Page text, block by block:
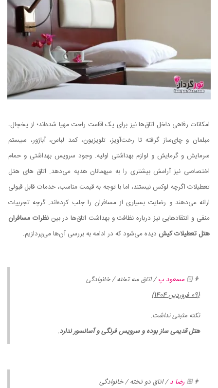
امکانات رفاهی داخل اتاق‌ها نیز برای یک اقامت راحت مهیا شده‌اند؛ از یخچال،
مبلمان و چای‌ساز گرفته تا رخت‌آویز، تلویزیون، کمد لباس، آباژور، سیستم
سرمایش و گرمایش و لوازم بهداشتی اولیه. وجود سرویس بهداشتی و حمام
اختصاصی نیز آرامش بیشتری را به میهمانان هدیه می‌دهد. اتاق های هتل
تعطیلات اگرچه لوکس نیستند، اما با توجه به قیمت مناسب، خدمات قابل قبولی
ارائه می‌دهند و رضایت بسیاری از مسافران را جلب کرده‌اند. گرچه تجربیات
منفی و انتقادهایی نیز درباره نظافت و بهداشت اتاق‌ها در بیننظرات مسافران
هتل تعطیلات کیش دیده می‌شود که در ادامه به بررسی آن‌ها می‌پردازیم.
👨🏻مسعود پ/ اتاق سه تخته / خانوادگی
{09 فروردین 1404}
نکته مثبتی نداشت.
هتل قدیمی ساز بوده و سرویس فرنگی و آسانسور ندارد.
👨🏻رضا د/ اتاق دو تخته / خانوادگی